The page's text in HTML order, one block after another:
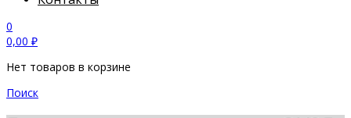
0
0,00 ₽
Нет товаров в корзине
Поиск